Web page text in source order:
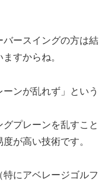
ースイングの方は結
すからね。
ンが乱れず」という
プレーンを乱すこと
が高い技術です。
にアベレージゴルフ